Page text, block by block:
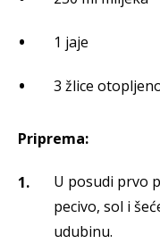
1 jaje
3 žlice
Priprema:
U posudi prvo
pecivo, sol i
udubinu.